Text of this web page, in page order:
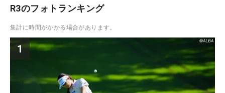
R3のフォトランキング
集計に時間がかかる場合があります。
1